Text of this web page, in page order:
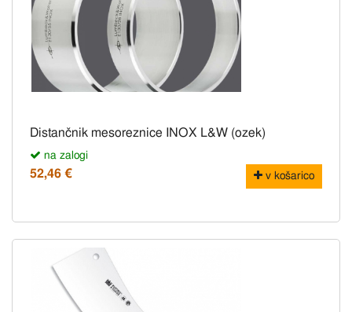
Distančnik mesoreznice INOX L&W (ozek)
na zalogi
52,46 € v košarico